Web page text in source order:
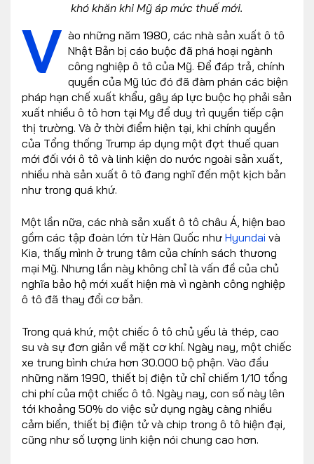
khó khăn khi Mỹ áp mức thuế mới.
V ào những năm 1980, các nhà sản xuất ô tô
Nhật Bản bị cáo buộc đã phá hoại ngành
công nghiệp ô tô của Mỹ. Để đáp trả, chính
quyền của Mỹ lúc đó đã đàm phán các biện
pháp hạn chế xuất khẩu, gây áp lực buộc họ phải sản
xuất nhiều ô tô hơn tại My để duy trì quyền tiếp cận
thị trường. Và ở thời điểm hiện tại, khi chính quyền
của Tổng thống Trump áp dụng một đợt thuế quan
mới đối với ô tô và linh kiện do nước ngoài sản xuất,
nhiều nhà sản xuất ô tô đang nghĩ đến một kịch bản
như trong quá khứ.
Một lần nữa, các nhà sản xuất ô tô châu Á, hiện bao
gồm các tập đoàn lớn từ Hàn Quốc như Hyundai và
Kia, thấy mình ở trung tâm của chính sách thương
mại Mỹ. Nhưng lần này không chỉ là vấn đề của chủ
nghĩa bảo hộ mới xuất hiện mà vì ngành công nghiệp
ô tô đã thay đổi cơ bản.
Trong quá khứ, một chiếc ô tô chủ yếu là thép, cao
su và sự đơn giản về mặt cơ khí. Ngày nay, một chiếc
xe trung bình chứa hơn 30.000 bộ phận. Vào đầu
những năm 1990, thiết bị điện tử chỉ chiếm 1/10 tổng
chi phí của một chiếc ô tô. Ngày nay, con số này lên
tới khoảng 50% do việc sử dụng ngày càng nhiều
cảm biến, thiết bị điện tử và chip trong ô tô hiện đại,
cũng như số lượng linh kiện nói chung cao hơn.